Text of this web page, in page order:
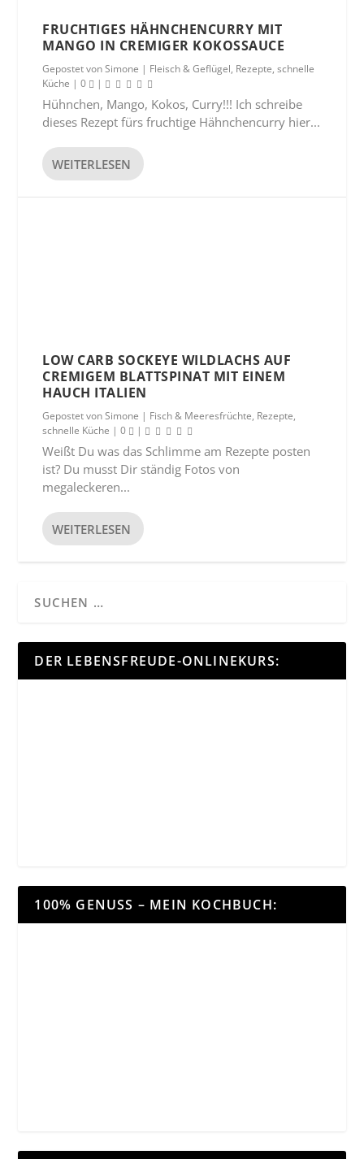
FRUCHTIGES HÄHNCHENCURRY MIT
MANGO IN CREMIGER KOKOSSAUCE
Gepostet vonSimone | Fleisch & Geflügel, Rezepte,schnelle
Küche |0 |
Hühnchen, Mango, Kokos, Curry!!! Ich schreibe
dieses Rezept fürs fruchtige Hähnchencurry hier...
WEITERLESEN
LOW CARB SOCKEYE WILDLACHS AUF
CREMIGEM BLATTSPINAT MIT EINEM
HAUCH ITALIEN
Gepostet vonSimone | Fisch & Meeresfrüchte, Rezepte,
schnelle Küche |0 |
Weißt Du was das Schlimme am Rezepte posten
ist? Du musst Dir ständig Fotos von
megaleckeren...
WEITERLESEN
DER LEBENSFREUDE-ONLINEKURS:
100% GENUSS – MEIN KOCHBUCH: